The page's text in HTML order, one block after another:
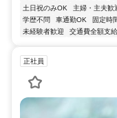
土日祝のみOK
主婦・主夫歓
学歴不問
車通勤OK 固定時
未経験者歓迎
交通費全額支給
正社員